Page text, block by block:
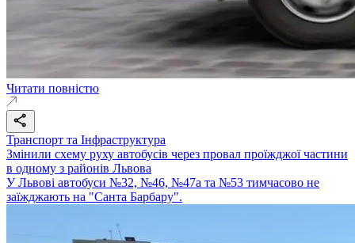
Читати повністю
Транспорт та Інфраструктура
Змінили схему руху автобусів через провал проїжджої частини
в одному з районів Львова
У Львові автобуси №32, №46, №47а та №53 тимчасово не
заїжджають на "Санта Барбару".